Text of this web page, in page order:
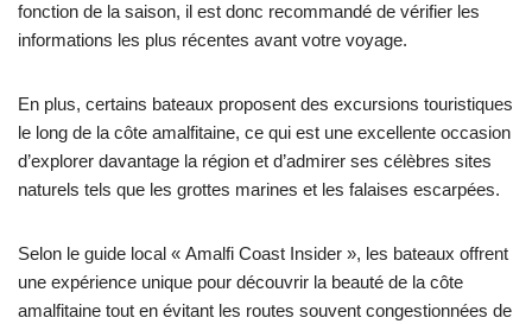
fonction de la saison, il est donc recommandé de vérifier les
informations les plus récentes avant votre voyage.
En plus, certains bateaux proposent des excursions touristiques
le long de la côte amalfitaine, ce qui est une excellente occasion
d’explorer davantage la région et d’admirer ses célèbres sites
naturels tels que les grottes marines et les falaises escarpées.
Selon le guide local « Amalfi Coast Insider », les bateaux offrent
une expérience unique pour découvrir la beauté de la côte
amalfitaine tout en évitant les routes souvent congestionnées de